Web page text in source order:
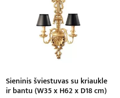
Sieninis šviestuvas su kriaukle
ir bantu (W35 x H62 x D18 cm)